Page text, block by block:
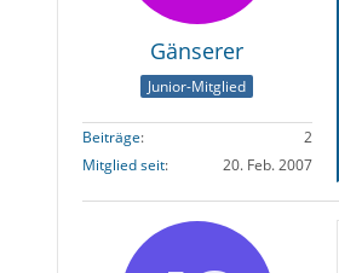
Gänserer
Junior-Mitglied
Beiträge
2
Mitglied seit
20. Feb. 2007